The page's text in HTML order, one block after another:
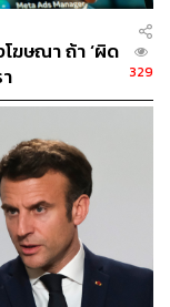
บ Airbnb ที่เน้น
ยงแต่ Airbnb
ม่ได้เป็นเจ้าของ
องทำแค่ธุรกิจโค
อโอกาส จึงเพิ่ม
ฆษณา ถ้า ‘ผิด
329